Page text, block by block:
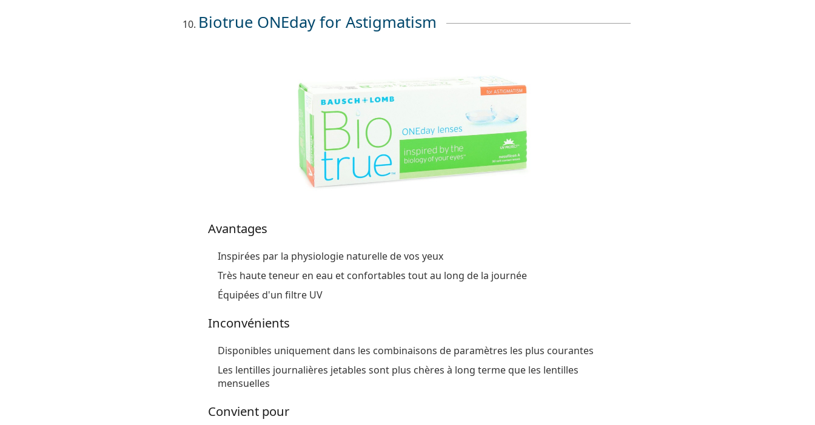
Biotrue ONEday for Astigmatism
Avantages
Inspirées par la physiologie naturelle de vos yeux
Très haute teneur en eau et confortables tout au long de la journée
Équipées d'un filtre UV
Inconvénients
Disponibles uniquement dans les combinaisons de paramètres les plus courantes
Les lentilles journalières jetables sont plus chères à long terme que les lentilles
mensuelles
Convient pour